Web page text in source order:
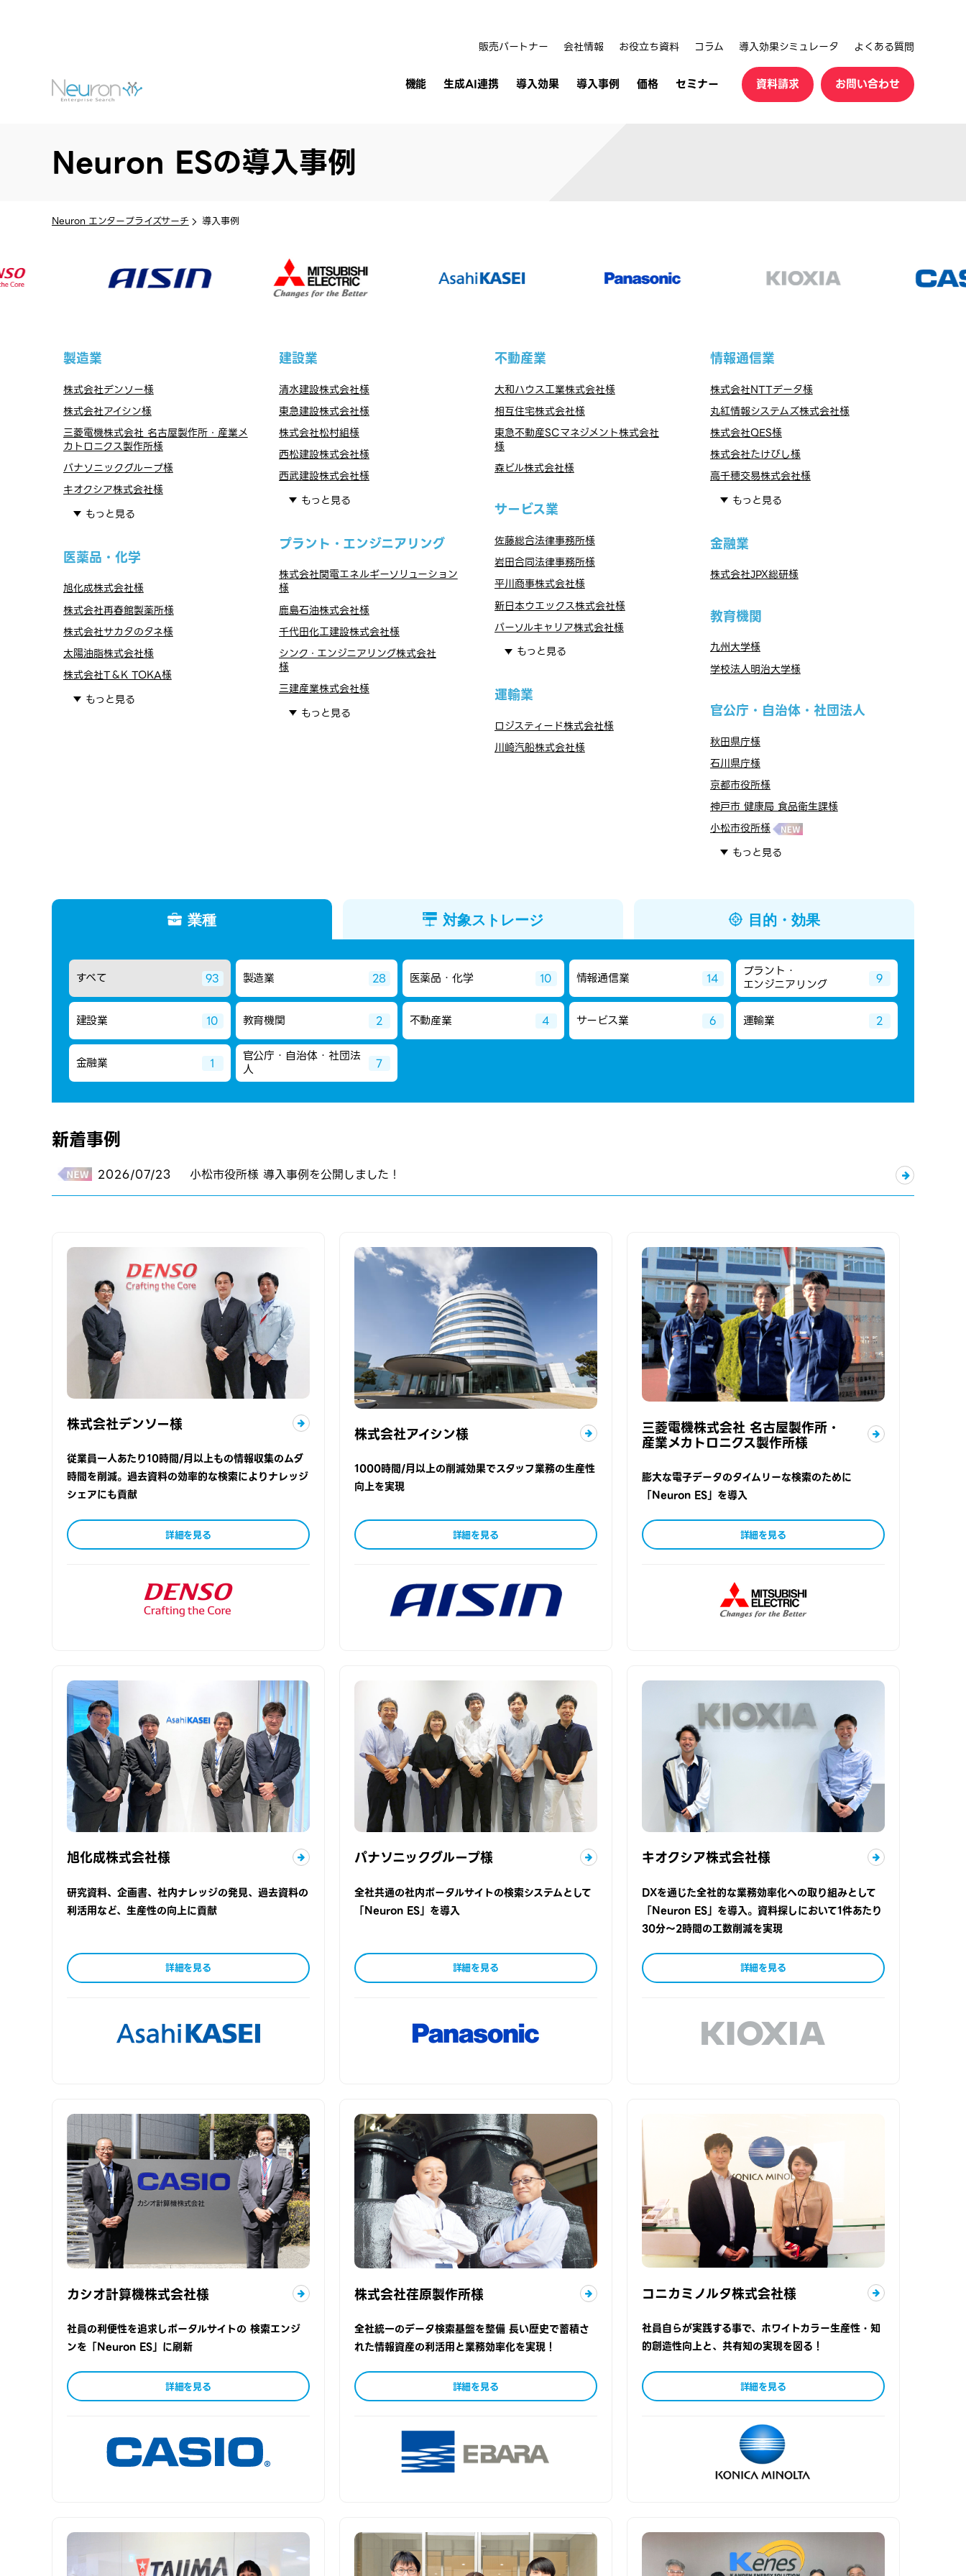
機能 生成AI連携 導入効果 導入事例 価格 セミナー
販売パートナー 会社情報 お役立ち資料 コラム 導入効果シミュレータ よくある質問
資料請求 お問い合わせ
Neuron ESの導入事例
Neuron エンタープライズサーチ 導入事例
製造業
株式会社デンソー様
株式会社アイシン様
三菱電機株式会社 名古屋製作所・産業メ
カトロニクス製作所様
パナソニックグループ様
キオクシア株式会社様
もっと見る
医薬品・化学
旭化成株式会社様
株式会社再春館製薬所様
株式会社サカタのタネ様
太陽油脂株式会社様
株式会社T＆K TOKA様
もっと見る
建設業
清水建設株式会社様
東急建設株式会社様
株式会社松村組様
西松建設株式会社様
西武建設株式会社様
もっと見る
プラント・エンジニアリング
株式会社関電エネルギーソリューション
様
鹿島石油株式会社様
千代田化工建設株式会社様
シンク・エンジニアリング株式会社
様
三建産業株式会社様
もっと見る
不動産業
大和ハウス工業株式会社様
相互住宅株式会社様
東急不動産SCマネジメント株式会社
様
森ビル株式会社様
サービス業
佐藤総合法律事務所様
岩田合同法律事務所様
平川商事株式会社様
新日本ウエックス株式会社様
パーソルキャリア株式会社様
もっと見る
運輸業
ロジスティード株式会社様
川崎汽船株式会社様
情報通信業
株式会社NTTデータ様
丸紅情報システムズ株式会社様
株式会社QES様
株式会社たけびし様
高千穂交易株式会社様
もっと見る
金融業
株式会社JPX総研様
教育機関
九州大学様
学校法人明治大学様
官公庁・自治体・社団法人
秋田県庁様
石川県庁様
京都市役所様
神戸市 健康局 食品衛生課様
小松市役所様
もっと見る
業種 対象ストレージ 目的・効果
すべて 93 製造業 28 医薬品・化学 10 情報通信業 14 プラント・
エンジニアリング 9
建設業 10 教育機関 2 不動産業 4 サービス業 6 運輸業 2
金融業 1 官公庁・自治体・社団法
人 7
新着事例
2026/07/23 小松市役所様 導入事例を公開しました！
株式会社デンソー様
従業員一人あたり10時間/月以上もの情報収集のムダ
時間を削減。過去資料の効率的な検索によりナレッジ
シェアにも貢献
詳細を見る
株式会社アイシン様
1000時間/月以上の削減効果でスタッフ業務の生産性
向上を実現
詳細を見る
三菱電機株式会社 名古屋製作所・
産業メカトロニクス製作所様
膨大な電子データのタイムリーな検索のために
「Neuron ES」を導入
詳細を見る
旭化成株式会社様
研究資料、企画書、社内ナレッジの発見、過去資料の
利活用など、生産性の向上に貢献
詳細を見る
パナソニックグループ様
全社共通の社内ポータルサイトの検索システムとして
「Neuron ES」を導入
詳細を見る
キオクシア株式会社様
DXを通じた全社的な業務効率化への取り組みとして
「Neuron ES」を導入。資料探しにおいて1件あたり
30分～2時間の工数削減を実現
詳細を見る
カシオ計算機株式会社様
社員の利便性を追求しポータルサイトの 検索エンジ
ンを「Neuron ES」に刷新
詳細を見る
株式会社荏原製作所様
全社統一のデータ検索基盤を整備 長い歴史で蓄積さ
れた情報資産の利活用と業務効率化を実現！
詳細を見る
コニカミノルタ株式会社様
社員自らが実践する事で、ホワイトカラー生産性・知
的創造性向上と、共有知の実現を図る！
詳細を見る